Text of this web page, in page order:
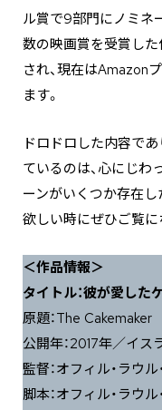
ル賞で9部門にノミネ
数の映画賞を受賞した
され、現在はAmazon
ます。
ドロドロした内容であ
ているのは、心にじ
ーンがいくつか存在
欲しい時にぜひご覧に
＜作品情報＞
タイトル：彼が愛した
原題：The Cakemaker
公開年：2017年／イス
監督：オフィル・ラウ
脚本：オフィル・ラウ